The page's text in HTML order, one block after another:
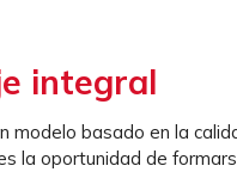
integral
basado en la
la oportunidad de